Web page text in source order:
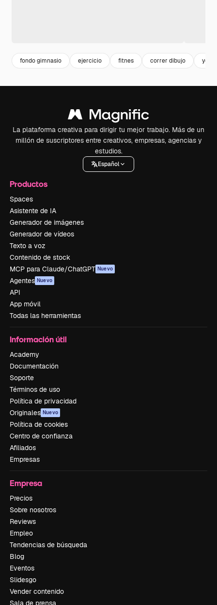
fondo gimnasio ejercicio fitnes correr dibujo yoga
La plataforma creativa para dirigir tu mejor trabajo. Más de un
millón de suscriptores entre creativos, empresas, agencias y
estudios.
Español
Productos
Spaces
Asistente de IA
Generador de imágenes
Generador de vídeos
Texto a voz
Contenido de stock
MCP para Claude/ChatGPT Nuevo
Agentes Nuevo
API
App móvil
Todas las herramientas
Información útil
Academy
Documentación
Soporte
Términos de uso
Política de privacidad
Originales Nuevo
Política de cookies
Centro de confianza
Afiliados
Empresas
Empresa
Precios
Sobre nosotros
Reviews
Empleo
Tendencias de búsqueda
Blog
Eventos
Slidesgo
Vender contenido
Sala de prensa